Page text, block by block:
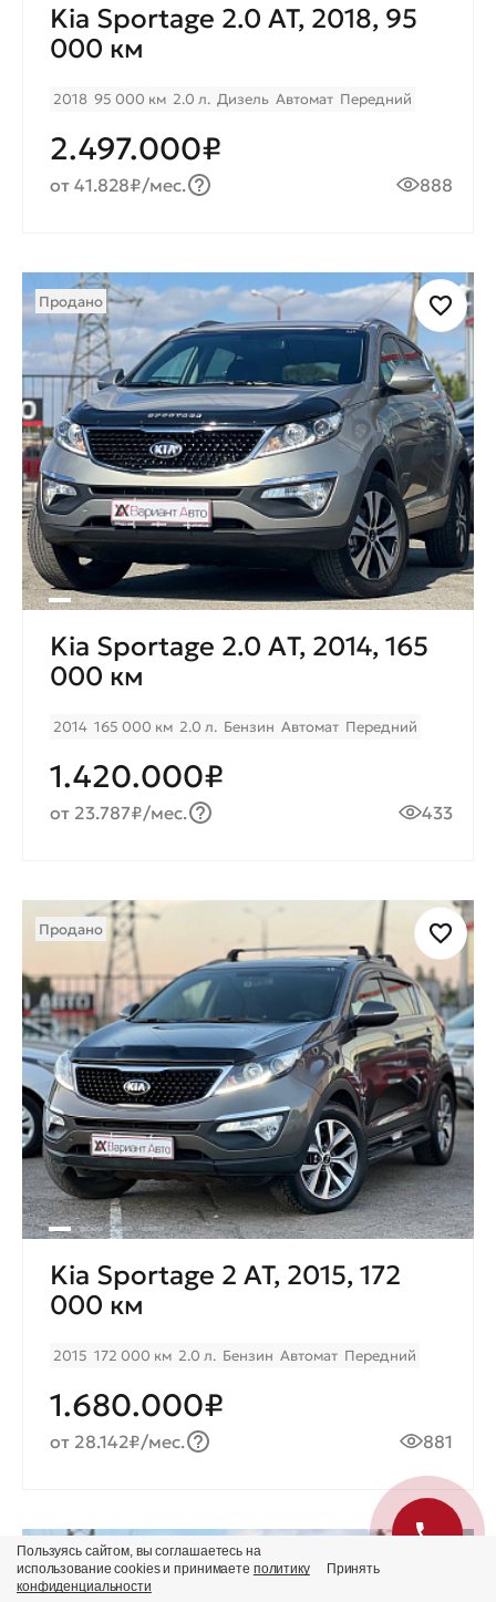
Kia Sportage 2.0 AT, 2018, 95
000 км
2018 95 000 км 2.0 л. Дизель Автомат Передний
2.497.000₽
от 41.828₽/мес. 888
Продано
Kia Sportage 2.0 AТ, 2014, 165
000 км
2014 165 000 км 2.0 л. Бензин Автомат Передний
1.420.000₽
от 23.787₽/мес. 433
Продано
Kia Sportage 2 AT, 2015, 172
000 км
2015 172 000 км 2.0 л. Бензин Автомат Передний
1.680.000₽
от 28.142₽/мес. 881
Продано
Пользуясь сайтом, вы соглашаетесь на
использование cookies и принимаете политику
конфиденциальности
Принять